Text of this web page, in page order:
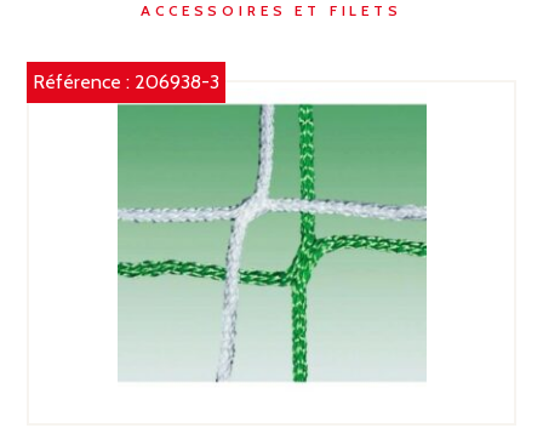
ACCESSOIRES ET FILETS
Référence : 206938-3